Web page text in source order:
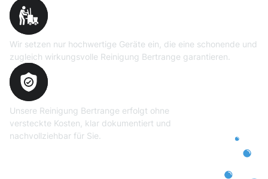
Wir setzen nur hochwertige Geräte ein, die eine schonende und
zugleich wirkungsvolle Reinigung Bertrange garantieren.
Unsere Reinigung Bertrange erfolgt ohne
versteckte Kosten, klar dokumentiert und
nachvollziehbar für Sie.